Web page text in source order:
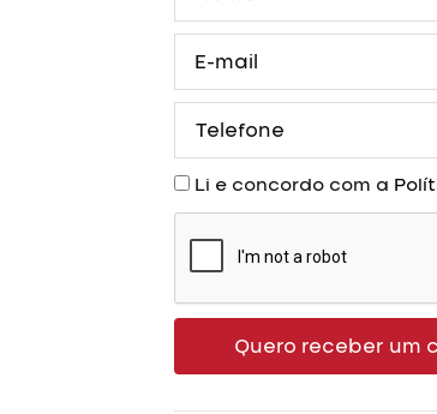
luvas
Aceite
Li e concordo com a
Quero receber um